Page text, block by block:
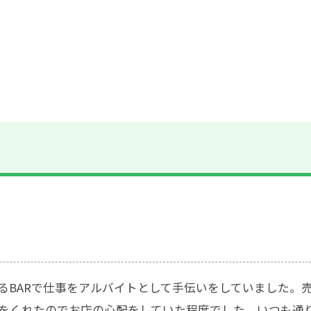
で仕事をアルバイトとして手伝いをしていました。